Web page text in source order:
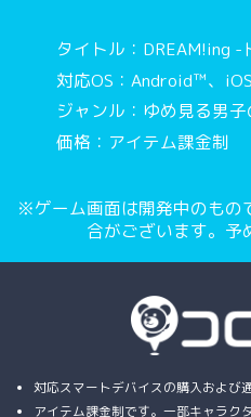
タイトル：DREAM!ing
対応OS：Android™、iOS
ジャンル：ゆめ見る男
価格：アイテム課金制
※ゲーム画面は開発中のもの
合がございます。予
対応スマートデバイスの購入および
アイテム課金制です。一部キャラク